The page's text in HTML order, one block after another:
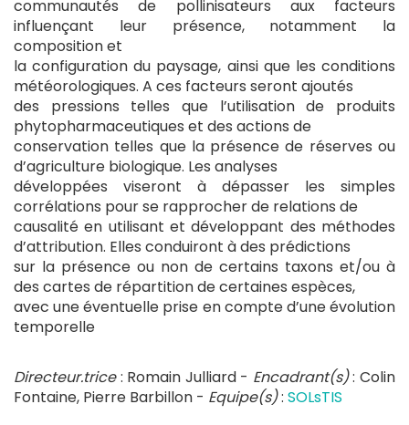
communautés de pollinisateurs aux facteurs
influençant leur présence, notamment la
composition et
la configuration du paysage, ainsi que les conditions
météorologiques. A ces facteurs seront ajoutés
des pressions telles que l’utilisation de produits
phytopharmaceutiques et des actions de
conservation telles que la présence de réserves ou
d’agriculture biologique. Les analyses
développées viseront à dépasser les simples
corrélations pour se rapprocher de relations de
causalité en utilisant et développant des méthodes
d’attribution. Elles conduiront à des prédictions
sur la présence ou non de certains taxons et/ou à
des cartes de répartition de certaines espèces,
avec une éventuelle prise en compte d’une évolution
temporelle
Directeur.trice: Romain Julliard - Encadrant(s): Colin
Fontaine, Pierre Barbillon - Equipe(s): SOLsTIS